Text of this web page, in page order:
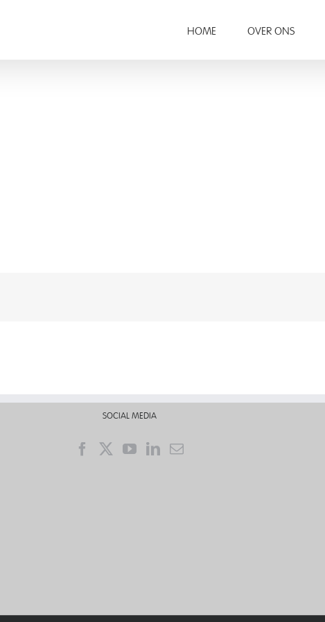
HOME OVER ONS
SOCIAL MEDIA